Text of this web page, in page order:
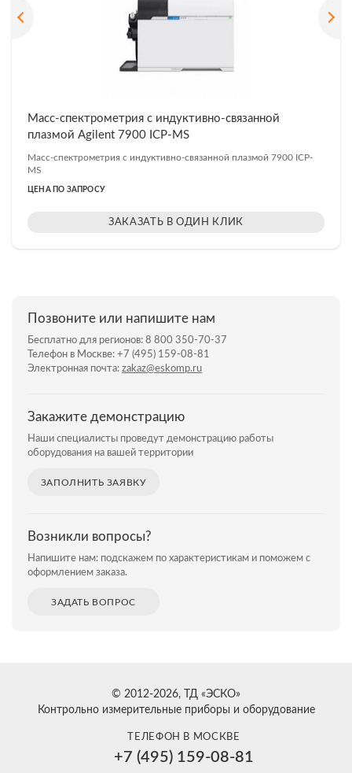
Масс-спектрометрия с индуктивно-связанной
плазмой Agilent 7900 ICP-MS
Масс-спектрометрия с индуктивно-связанной плазмой 7900 ICP-
MS
ЦЕНА ПО ЗАПРОСУ
ЗАКАЗАТЬ В ОДИН КЛИК
Позвоните или напишите нам
Бесплатно для регионов: 8 800 350-70-37
Телефон в Москве: +7 (495) 159-08-81
Электронная почта: zakaz@eskomp.ru
Закажите демонстрацию
Наши специалисты проведут демонстрацию работы
оборудования на вашей территории
ЗАПОЛНИТЬ ЗАЯВКУ
Возникли вопросы?
Напишите нам: подскажем по характеристикам и поможем с
оформлением заказа.
ЗАДАТЬ ВОПРОС
© 2012-2026, ТД «ЭСКО»
Контрольно измерительные приборы и оборудование
ТЕЛЕФОН В МОСКВЕ
+7 (495) 159-08-81